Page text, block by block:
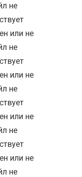
не
или не
не
или не
не
или не
не
или не
не